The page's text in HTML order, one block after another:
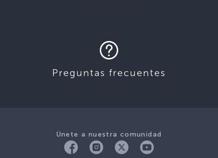
Preguntas frecuentes
Únete a nuestra comunidad